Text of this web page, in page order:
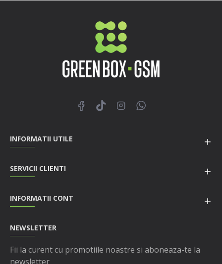
INFORMATII UTILE
SERVICII CLIENTI
INFORMATII CONT
NEWSLETTER
Fii la curent cu promotiile noastre si aboneaza-te la
newsletter